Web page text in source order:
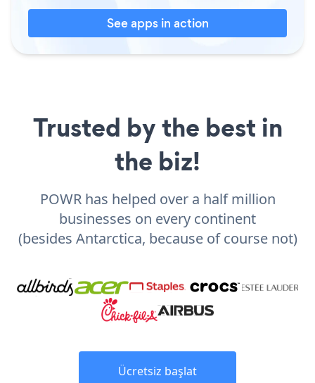
See apps in action
Trusted by the best in
the biz!
POWR has helped over a half million
businesses on every continent
(besides Antarctica, because of course not)
Ücretsiz başlat